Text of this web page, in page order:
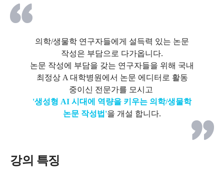
의학/생물학 연구자들에게 설득력 있는 논문
작성은 부담으로 다가옵니다.
논문 작성에 부담을 갖는 연구자들을 위해 국내
최정상 A 대학병원에서 논문 에디터로 활동
중이신 전문가를 모시고
'생성형 AI 시대에 역량을 키우는 의학/생물학
논문 작성법'을 개설 합니다.
강의 특징